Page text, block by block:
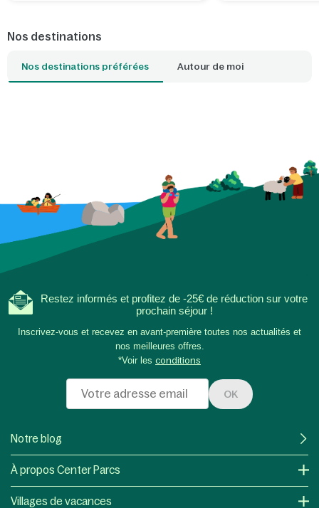
l'autre côté de la frontière belge.
plage qui
Nos destinations
Nos destinations préférées Autour de moi
Restez informés et profitez de -25€ de réduction sur votre
prochain séjour !
Inscrivez-vous et recevez en avant-première toutes nos actualités et
nos meilleures offres.
*Voir les conditions
OK
Notre blog
À propos Center Parcs
Villages de vacances